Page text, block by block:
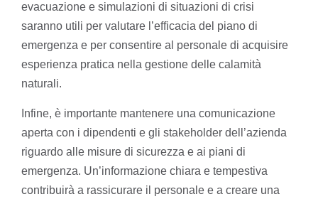
evacuazione e simulazioni di situazioni di crisi
saranno utili per valutare l’efficacia del piano di
emergenza e per consentire al personale di acquisire
esperienza pratica nella gestione delle calamità
naturali.
Infine, è importante mantenere una comunicazione
aperta con i dipendenti e gli stakeholder dell’azienda
riguardo alle misure di sicurezza e ai piani di
emergenza. Un’informazione chiara e tempestiva
contribuirà a rassicurare il personale e a creare una